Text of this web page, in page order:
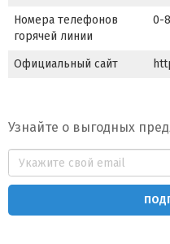
Номера телефонов
горячей линии
0-
Официальный сайт
Узнайте о выгодных